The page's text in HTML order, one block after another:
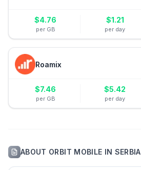
$4.76
per GB
$1.21
per day
Roamix
$7.46
per GB
$5.42
per day
ABOUT ORBIT MOBILE IN SERBIA